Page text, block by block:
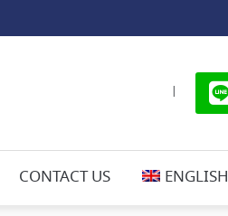
|
CONTACT US ENGLISH